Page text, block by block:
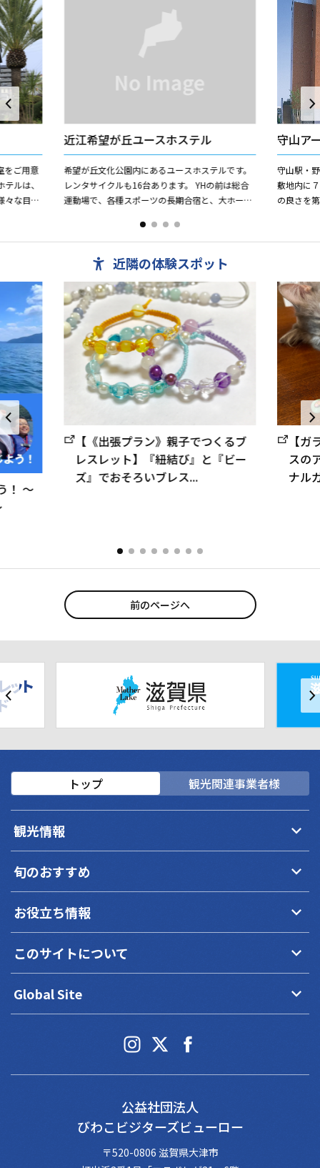
をご用意
ルは、
々な目的
近江希望が丘ユースホステル
希望が丘文化公園内にあるユースホステルです。
レンタサイクルも16台あります。 YHの前は総合
運動場で、各種スポーツの長期合宿と、大ホール
研修会での利用を主体...
守山ア
守山駅・
敷地内に
の良さを
近隣の体験スポット
！ 〜
【《出張プラン》親子でつくるブ
レスレット】『紐結び』と『ビー
ズ』でおそろいブレス...
【
スの
ナル
前のページへ
トップ 観光関連事業者様
観光情報 keyboard_arrow_down
旬のおすすめ keyboard_arrow_down
お役立ち情報 keyboard_arrow_down
このサイトについて keyboard_arrow_down
Global Site keyboard_arrow_down
公益社団法人
びわこビジターズビューロー
〒520-0806 滋賀県大津市